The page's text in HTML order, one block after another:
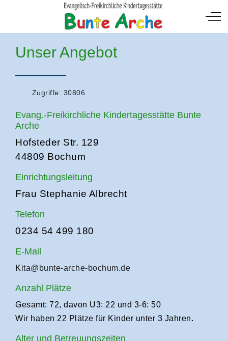
Mobile Menu Toggle Off-
Unser Angebot
Zugriffe: 30806
Evang.-Freikirchliche Kindertagesstätte Bunte
Arche
Hofsteder Str. 129
44809 Bochum
Einrichtungsleitung
Frau Stephanie Albrecht
Telefon
0234 54 499 180
E-Mail
Kita@bunte-arche-bochum.de
Anzahl Plätze
Gesamt: 72, davon U3: 22 und 3-6: 50
Wir haben 22 Plätze für Kinder unter 3 Jahren.
Alter und Betreuungszeiten